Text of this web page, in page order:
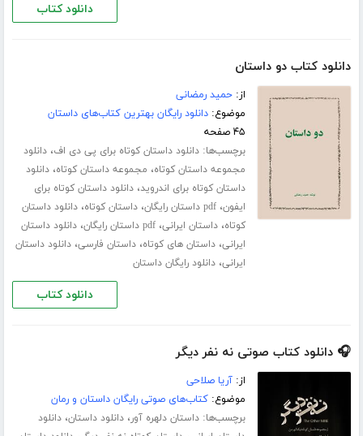
دانلود کتاب
دانلود کتاب دو داستان
از:حمید رمضانی
موضوع:دانلود رایگان بهترین کتاب‌های داستان
۴۵ صفحه
برچسب‌ها:دانلود داستان کوتاه برای پی دی اف،دانلود
مجموعه داستان کوتاه، مجموعه داستان کوتاه،دانلود
داستان کوتاه برای اندروید،دانلود داستان کوتاه برای
ایفون،pdf داستان رایگان ،داستان کوتاه،دانلود داستان
کوتاه،داستان ایرانی،pdf داستان رایگان ،دانلود داستان
ایرانی،داستان های کوتاه،داستان فارسی،دانلود داستان
ایرانی،دانلود رایگان داستان
دانلود کتاب
🎧 دانلود کتاب صوتی نه نفر دیگر
از:آریا صلاحی
موضوع:کتاب‌های صوتی رایگان داستان و رمان
برچسب‌ها:داستان دلهره آور،دانلود داستان،دانلود